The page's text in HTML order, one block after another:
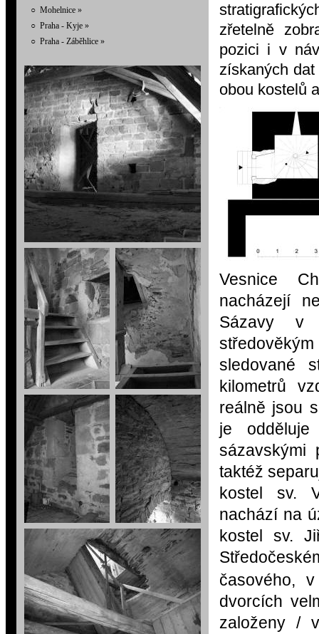
○ Mohelnice »
○ Praha - Kyje »
○ Praha - Záběhlice »
zřetelně
pozici i v
získaných
obou kostelů
Vesnice
nacházejí
Sázavy v
sledované
kilometrů
reálně jsou
je odděluje
sázavskými
taktéž
kostel sv.
nachází na
kostel sv.
časového,
dvorcích
založeny /